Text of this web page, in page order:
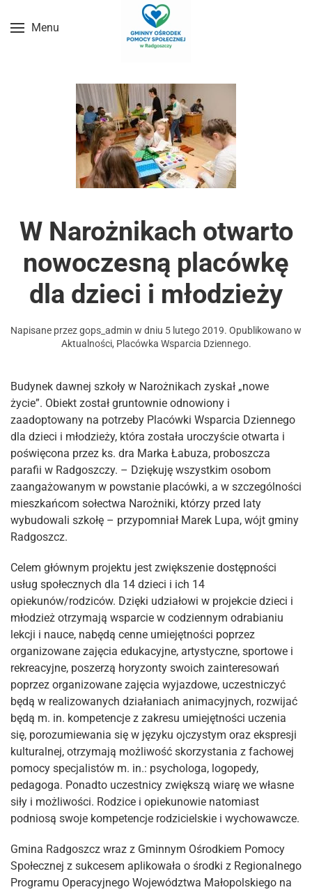
Przejdź do treści głównej
Menu
W Narożnikach otwarto
nowoczesną placówkę
dla dzieci i młodzieży
Napisane przezgops_admin w dniu 5 lutego 2019. Opublikowano w
Aktualności, Placówka Wsparcia Dziennego.
Budynek dawnej szkoły w Narożnikach zyskał „nowe
życie”. Obiekt został gruntownie odnowiony i
zaadoptowany na potrzeby Placówki Wsparcia Dziennego
dla dzieci i młodzieży, która została uroczyście otwarta i
poświęcona przez ks. dra Marka Łabuza, proboszcza
parafii w Radgoszczy. – Dziękuję wszystkim osobom
zaangażowanym w powstanie placówki, a w szczególności
mieszkańcom sołectwa Narożniki, którzy przed laty
wybudowali szkołę – przypomniał Marek Lupa, wójt gminy
Radgoszcz.
Celem głównym projektu jest zwiększenie dostępności
usług społecznych dla 14 dzieci i ich 14
opiekunów/rodziców. Dzięki udziałowi w projekcie dzieci i
młodzież otrzymają wsparcie w codziennym odrabianiu
lekcji i nauce, nabędą cenne umiejętności poprzez
organizowane zajęcia edukacyjne, artystyczne, sportowe i
rekreacyjne, poszerzą horyzonty swoich zainteresowań
poprzez organizowane zajęcia wyjazdowe, uczestniczyć
będą w realizowanych działaniach animacyjnych, rozwijać
będą m. in. kompetencje z zakresu umiejętności uczenia
się, porozumiewania się w języku ojczystym oraz ekspresji
kulturalnej, otrzymają możliwość skorzystania z fachowej
pomocy specjalistów m. in.: psychologa, logopedy,
pedagoga. Ponadto uczestnicy zwiększą wiarę we własne
siły i możliwości. Rodzice i opiekunowie natomiast
podniosą swoje kompetencje rodzicielskie i wychowawcze.
Gmina Radgoszcz wraz z Gminnym Ośrodkiem Pomocy
Społecznej z sukcesem aplikowała o środki z Regionalnego
Programu Operacyjnego Województwa Małopolskiego na